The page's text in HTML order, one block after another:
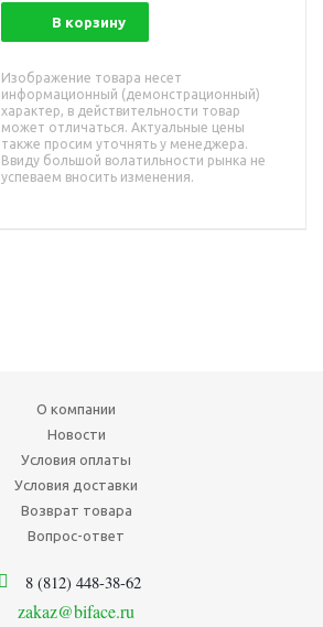
В корзину
Изображение товара несет
информационный (демонстрационный)
характер, в действительности товар
может отличаться. Актуальные цены
также просим уточнять у менеджера.
Ввиду большой волатильности рынка не
успеваем вносить изменения.
О компании
Новости
Условия оплаты
Условия доставки
Возврат товара
Вопрос-ответ
8 (812) 448-38-62
zakaz@biface.ru